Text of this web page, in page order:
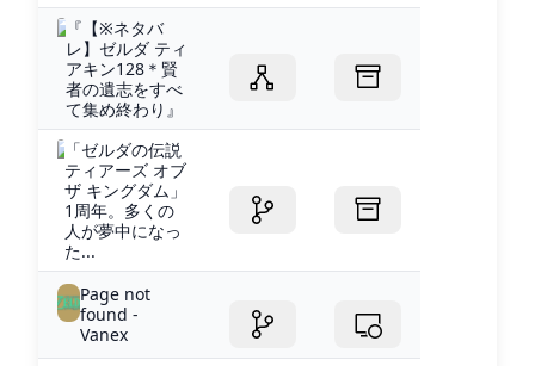
『【※ネタバ
レ】ゼルダ ティ
アキン128＊賢
者の遺志をすべ
て集め終わり』
「ゼルダの伝説
ティアーズ オブ
ザ キングダム」
1周年。多くの
人が夢中になっ
た...
Page not
found -
Vanex